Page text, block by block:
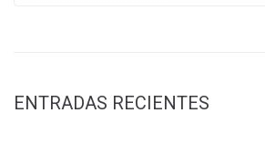
ENTRADAS RECIENTES